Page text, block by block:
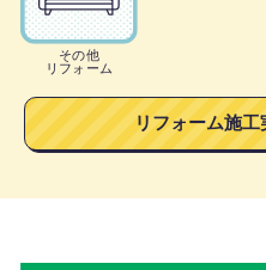
その他
リフォーム
リフォーム施工